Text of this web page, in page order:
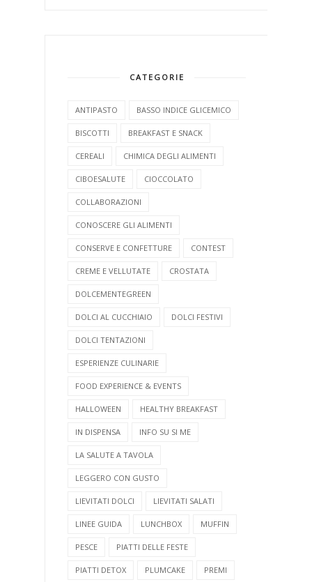
CATEGORIE
ANTIPASTO BASSO INDICE GLICEMICO
BISCOTTI BREAKFAST E SNACK
CEREALI CHIMICA DEGLI ALIMENTI
CIBOESALUTE CIOCCOLATO
COLLABORAZIONI
CONOSCERE GLI ALIMENTI
CONSERVE E CONFETTURE CONTEST
CREME E VELLUTATE CROSTATA
DOLCEMENTEGREEN
DOLCI AL CUCCHIAIO DOLCI FESTIVI
DOLCI TENTAZIONI
ESPERIENZE CULINARIE
FOOD EXPERIENCE & EVENTS
HALLOWEEN HEALTHY BREAKFAST
IN DISPENSA INFO SU SI ME
LA SALUTE A TAVOLA
LEGGERO CON GUSTO
LIEVITATI DOLCI LIEVITATI SALATI
LINEE GUIDA LUNCHBOX MUFFIN
PESCE PIATTI DELLE FESTE
PIATTI DETOX PLUMCAKE PREMI